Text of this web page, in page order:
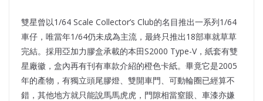
雙星曾以1/64 Scale Collector’s Club的名目推出一系列1/64
車仔，唯當年1/64仍未成為主流，最終只推出18部車就草草
完結。採用亞加力膠盒承載的本田S2000 Type-V，紙套有雙
星廠徽，盒內再有刊有車款介紹的橙色卡紙。畢竟它是2005
年的產物，有獨立頭尾膠燈、雙開車門、可動輪圈已經算不
錯，其他地方就只能說馬馬虎虎，門隙相當窒眼、車漆亦嫌